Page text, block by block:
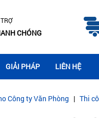
CHÓNG
GIẢI PHÁP LIÊN HỆ
Phòng|Thi công lắp đặt